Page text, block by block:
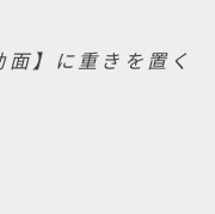
】に重きを置く